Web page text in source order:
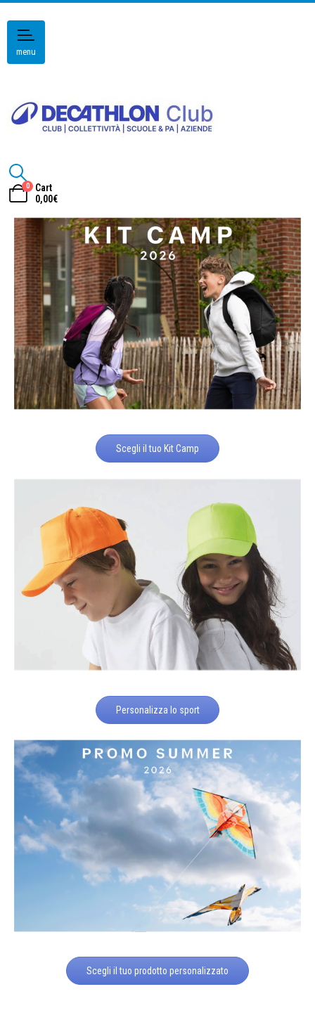
menu
0
Cart
0,00€
Scegli il tuo Kit Camp
Personalizza lo sport
Scegli il tuo prodotto personalizzato